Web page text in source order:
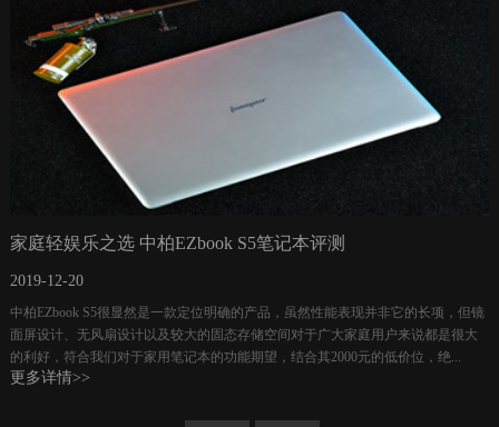
家庭轻娱乐之选 中柏EZbook S5笔记本评测
2019-12-20
中柏EZbook S5很显然是一款定位明确的产品，虽然性能表现并非它的长项，但镜
面屏设计、无风扇设计以及较大的固态存储空间对于广大家庭用户来说都是很大
的利好，符合我们对于家用笔记本的功能期望，结合其2000元的低价位，绝...
更多详情>>